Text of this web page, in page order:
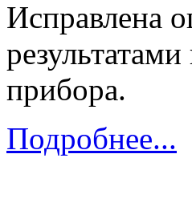
Исправлена
прибора.
Подробнее...